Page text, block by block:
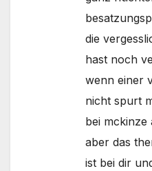
die
hast noch
wenn einer
nicht spurt
bei mckinze
aber das
ist bei dir